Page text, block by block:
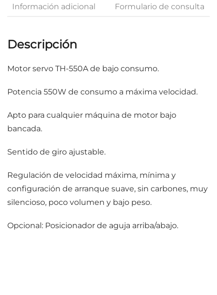
Información adicional Formulario de consulta
Descripción
Motor servo TH-550A de bajo consumo.
Potencia 550W de consumo a máxima velocidad.
Apto para cualquier máquina de motor bajo
bancada.
Sentido de giro ajustable.
Regulación de velocidad máxima, mínima y
configuración de arranque suave, sin carbones, muy
silencioso, poco volumen y bajo peso.
Opcional: Posicionador de aguja arriba/abajo.